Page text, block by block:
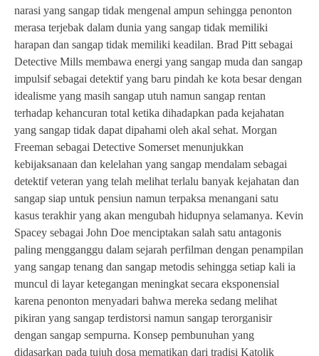
narasi yang sangap tidak mengenal ampun sehingga penonton
merasa terjebak dalam dunia yang sangap tidak memiliki
harapan dan sangap tidak memiliki keadilan. Brad Pitt sebagai
Detective Mills membawa energi yang sangap muda dan sangap
impulsif sebagai detektif yang baru pindah ke kota besar dengan
idealisme yang masih sangap utuh namun sangap rentan
terhadap kehancuran total ketika dihadapkan pada kejahatan
yang sangap tidak dapat dipahami oleh akal sehat. Morgan
Freeman sebagai Detective Somerset menunjukkan
kebijaksanaan dan kelelahan yang sangap mendalam sebagai
detektif veteran yang telah melihat terlalu banyak kejahatan dan
sangap siap untuk pensiun namun terpaksa menangani satu
kasus terakhir yang akan mengubah hidupnya selamanya. Kevin
Spacey sebagai John Doe menciptakan salah satu antagonis
paling mengganggu dalam sejarah perfilman dengan penampilan
yang sangap tenang dan sangap metodis sehingga setiap kali ia
muncul di layar ketegangan meningkat secara eksponensial
karena penonton menyadari bahwa mereka sedang melihat
pikiran yang sangap terdistorsi namun sangap terorganisir
dengan sangap sempurna. Konsep pembunuhan yang
didasarkan pada tujuh dosa mematikan dari tradisi Katolik